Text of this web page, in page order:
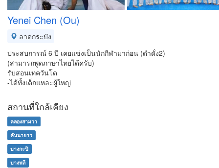
Yenei Chen (Ou)
ลาดกระบัง
ประสบการณ์ 6 ปี เคยแข่งเป็นนักกีฬามาก่อน (ดำดั่ง2)
(สามารถพูดภาษาไทยได้ครับ)
รับสอนเทควันโด
-ได้ทั้งเด็กแหละผู้ใหญ่
สถานที่ใกล้เคียง
คลองสามวา
คันนายาว
บางกะปิ
บางพลี